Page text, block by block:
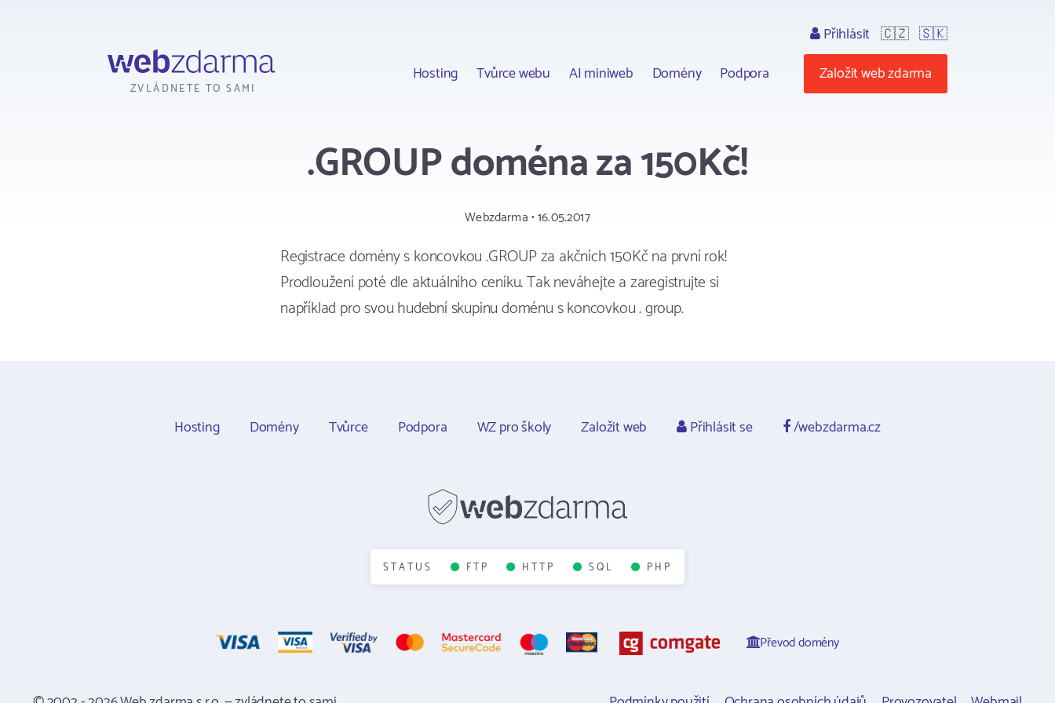
ZVLÁDNETE TO SAMI
Hosting Tvůrce webu AI miniweb Domény Podpora
Přihlásit 🇨🇿 🇸🇰
Založit web zdarma
.GROUP doména za 150Kč!
Webzdarma • 16.05.2017
Registrace domény s koncovkou .GROUP za akčních 150Kč na první rok!
Prodloužení poté dle aktuálního ceníku. Tak neváhejte a zaregistrujte si
například pro svou hudební skupinu doménu s koncovkou . group.
Hosting Domény Tvůrce Podpora WZ pro školy Založit web Přihlásit se /webzdarma.cz
STATUS FTP HTTP SQL PHP
Převod domény